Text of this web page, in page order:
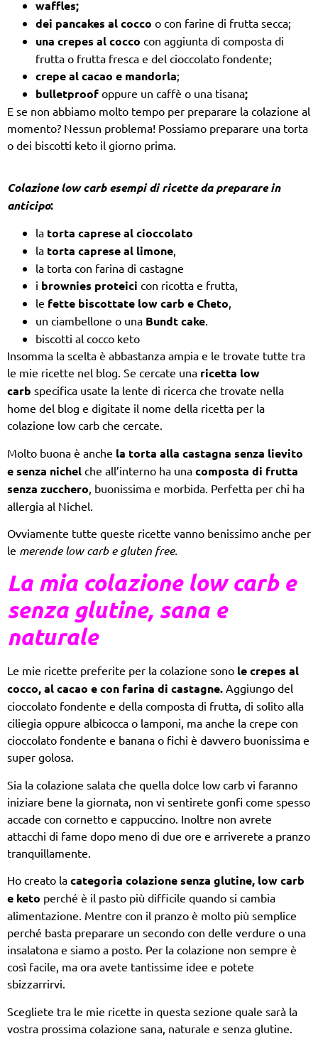
waffles;
dei pancakes al cocco o con farine di frutta secca;
una crepes al cocco con aggiunta di composta di
frutta o frutta fresca e del cioccolato fondente;
crepe al cacao e mandorla;
bulletproof oppure un caffè o una tisana;
Ε se non abbiamo molto tempo per preparare la colazione al
momento? Nessun problema! Possiamo preparare una torta
o dei biscotti keto il giorno prima.
Colazione low carb esempi di ricette da preparare in
anticipo:
la torta caprese al cioccolato
la torta caprese al limone,
la torta con farina di castagne
i brownies proteici con ricotta e frutta,
le fette biscottate low carb e Cheto,
un ciambellone o una Bundt cake.
biscotti al cocco keto
Insomma la scelta è abbastanza ampia e le trovate tutte tra
le mie ricette nel blog. Se cercate una ricetta low
carb specifica usate la lente di ricerca che trovate nella
home del blog e digitate il nome della ricetta per la
colazione low carb che cercate.
Molto buona è anche la torta alla castagna senza lievito
e senza nichel che all’interno ha una composta di frutta
senza zucchero , buonissima e morbida. Perfetta per chi ha
allergia al Nichel.
Ovviamente tutte queste ricette vanno benissimo anche per
le merende low carb e gluten free.
La mia colazione low carb e
senza glutine, sana e
naturale
Le mie ricette preferite per la colazione sono le crepes al
cocco, al cacao e con farina di castagne. Aggiungo del
cioccolato fondente e della composta di frutta, di solito alla
ciliegia oppure albicocca o lamponi, ma anche la crepe con
cioccolato fondente e banana o fichi è davvero buonissima e
super golosa.
Sia la colazione salata che quella dolce low carb vi faranno
iniziare bene la giornata, non vi sentirete gonfi come spesso
accade con cornetto e cappuccino. Inoltre non avrete
attacchi di fame dopo meno di due ore e arriverete a pranzo
tranquillamente.
Ho creato la categoria colazione senza glutine, low carb
e keto perché è il pasto più difficile quando si cambia
alimentazione. Mentre con il pranzo è molto più semplice
perché basta preparare un secondo con delle verdure o una
insalatona e siamo a posto. Per la colazione non sempre è
così facile, ma ora avete tantissime idee e potete
sbizzarrirvi.
Scegliete tra le mie ricette in questa sezione quale sarà la
vostra prossima colazione sana, naturale e senza glutine.